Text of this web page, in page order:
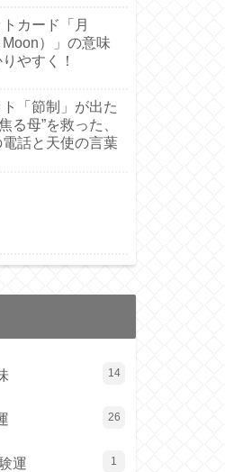
カード「月
Moon）」の意味
やすく！
ト「節制」が出た
る母”を救った、
話と天使の言葉
14
26
運 1